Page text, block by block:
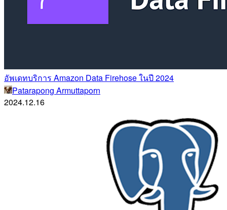
อัพเดทบริการ Amazon Data Firehose ในปี 2024
Patarapong Armuttaporn
2024.12.16